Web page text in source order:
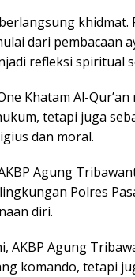
dari pembacaan
refleksi spiritual
Khatam Al-
tetapi juga
dan moral.
Agung
Polres
diri.
AKBP Agung
komando, tetapi